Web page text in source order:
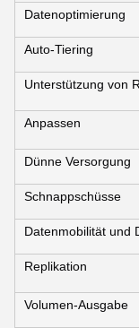
Datenoptimierung
Auto-Tiering
Unterstützung von
Anpassen
Dünne Versorgung
Schnappschüsse
Datenmobilität und
Replikation
Volumen-Ausgabe